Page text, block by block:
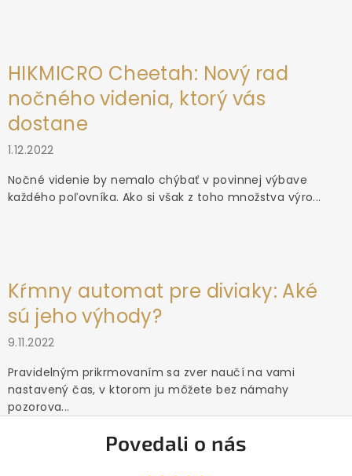
HIKMICRO Cheetah: Nový rad
nočného videnia, ktorý vás
dostane
1.12.2022
Nočné videnie by nemalo chýbať v povinnej výbave
každého poľovníka. Ako si však z toho množstva výro...
Kŕmny automat pre diviaky: Aké
sú jeho výhody?
9.11.2022
Pravidelným prikrmovaním sa zver naučí na vami
nastavený čas, v ktorom ju môžete bez námahy
pozorova...
Povedali o nás